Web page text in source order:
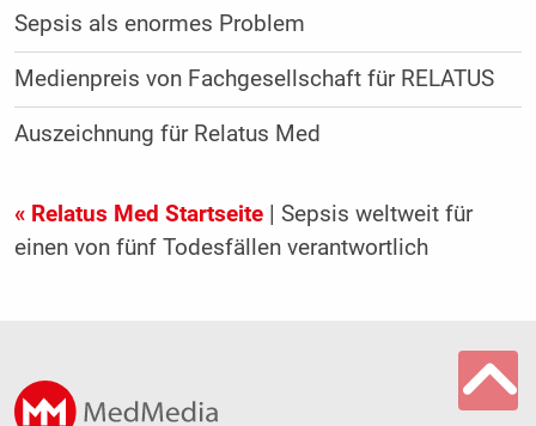
Sepsis als enormes Problem
Medienpreis von Fachgesellschaft für RELATUS
Auszeichnung für Relatus Med
« Relatus Med Startseite| Sepsis weltweit für
einen von fünf Todesfällen verantwortlich